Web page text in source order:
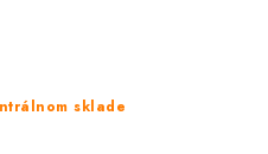
sklade